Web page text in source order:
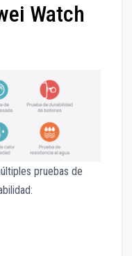
Watch
pruebas de